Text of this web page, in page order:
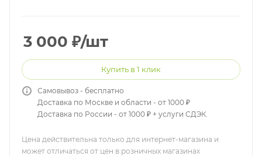
3 000 ₽/шт
Купить в 1 клик
Самовывоз - бесплатно
Доставка по Москве и области - от 1000 ₽
Доставка по России - от 1000 ₽ + услуги СДЭК.
Цена действительна только для интернет-магазина и
может отличаться от цен в розничных магазинах